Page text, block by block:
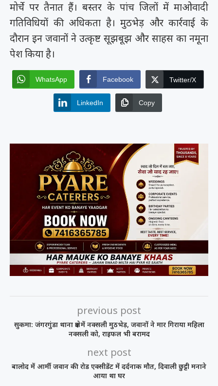
मोर्चे पर तैनात हैं। बस्तर के पांच जिलों में माओवादी
गतिविधियों की अधिकता है। मुठभेड़ और कार्रवाई के
दौरान इन जवानों ने उत्कृष्ट सूझबूझ और साहस का नमूना
पेश किया है।
WhatsApp Facebook Twitter/X
LinkedIn Copy
previous post
सुकमा: जंगरगुंडा थाना क्षेत्र में नक्सली मुठभेड़, जवानों ने मार गिराया महिला
नक्सली को, राइफल भी बरामद
next post
बालोद में आर्मी जवान की रोड एक्सीडेंट में दर्दनाक मौत, दिवाली छुट्टी मनाने
आया था घर